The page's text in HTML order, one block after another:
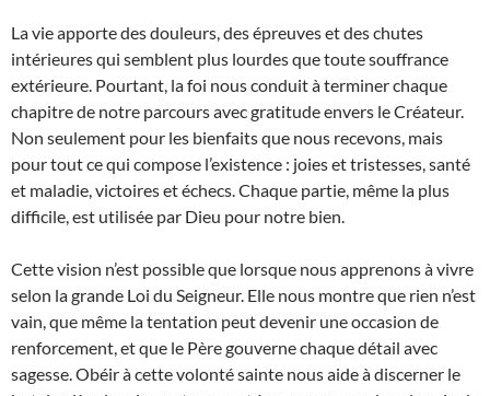
La vie apporte des douleurs, des épreuves et des chutes
intérieures qui semblent plus lourdes que toute souffrance
extérieure. Pourtant, la foi nous conduit à terminer chaque
chapitre de notre parcours avec gratitude envers le Créateur.
Non seulement pour les bienfaits que nous recevons, mais
pour tout ce qui compose l’existence : joies et tristesses, santé
et maladie, victoires et échecs. Chaque partie, même la plus
difficile, est utilisée par Dieu pour notre bien.
Cette vision n’est possible que lorsque nous apprenons à vivre
selon la grande Loi du Seigneur. Elle nous montre que rien n’est
vain, que même la tentation peut devenir une occasion de
renforcement, et que le Père gouverne chaque détail avec
sagesse. Obéir à cette volonté sainte nous aide à discerner le